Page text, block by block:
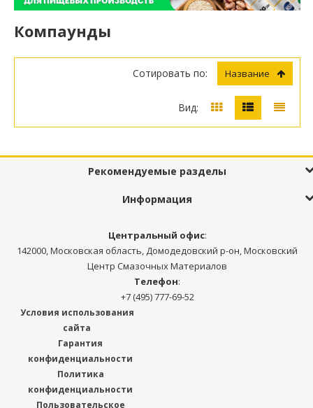
Компаунды
Сотировать по: Название
Вид:
Рекомендуемые разделы
Информация
Центральный офис:
142000, Московская область, Домодедовский р-он, Московский
Центр Смазочных Материалов
Телефон:
+7 (495) 777-69-52
Условия использования
сайта
Гарантия
конфиденциальности
Политика
конфиденциальности
Пользовательское